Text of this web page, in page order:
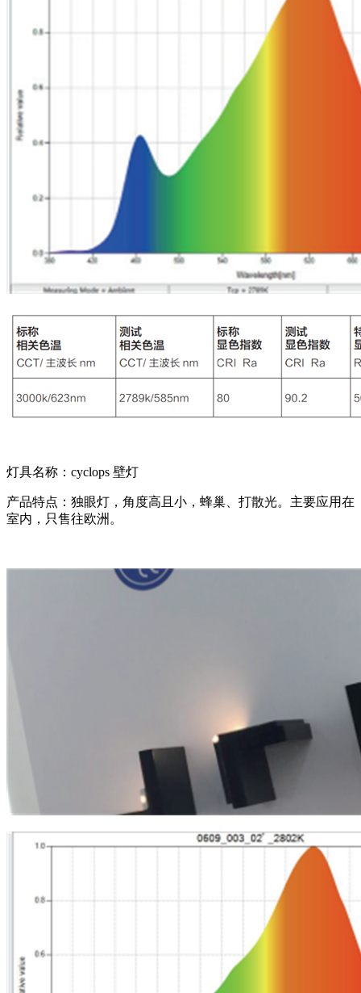
灯具名称：cyclops 壁灯
产品特点：独眼灯，角度高且小，蜂巢、打散光。主要应用在
室内，只售往欧洲。